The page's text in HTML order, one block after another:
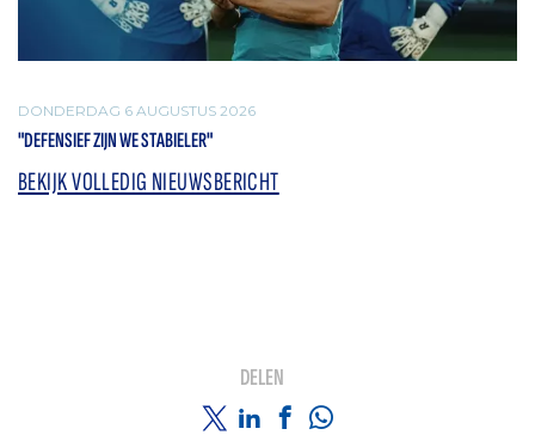
DONDERDAG 6 AUGUSTUS 2026
"DEFENSIEF ZIJN WE STABIELER"
BEKIJK VOLLEDIG NIEUWSBERICHT
DELEN